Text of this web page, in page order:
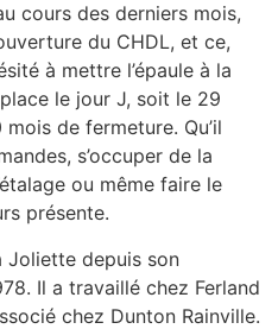
cours des derniers mois,
du CHDL, et ce,
à mettre l’épaule à la
le jour J, soit le 29
de fermeture. Qu’il
s’occuper de la
ou même faire le
présente.
Joliette depuis son
Il a travaillé chez Ferland
chez Dunton Rainville.